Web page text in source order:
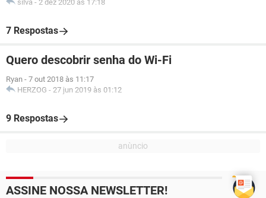
silva - 2 dez 2020 às 17:18
7 Respostas
Quero descobrir senha do Wi-Fi
Ryan - 7 out 2018 às 11:17
HERZOG - 27 jun 2019 às 01:12
9 Respostas
ASSINE NOSSA NEWSLETTER!